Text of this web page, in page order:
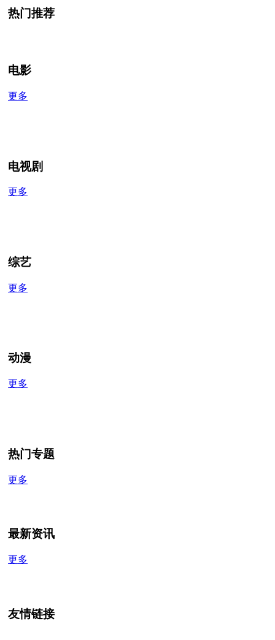
热门推荐
电影
更多
电视剧
更多
综艺
更多
动漫
更多
热门专题
更多
最新资讯
更多
友情链接